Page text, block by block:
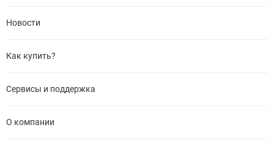
Новости
Как купить?
Сервисы и поддержка
О компании